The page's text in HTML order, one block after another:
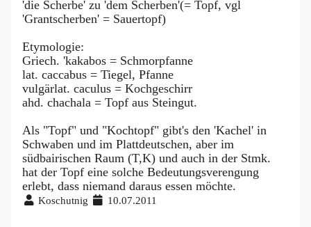
'die Scherbe' zu 'dem Scherben'(= Topf, vgl
'Grantscherben' = Sauertopf)
Etymologie:
Griech. 'kakabos = Schmorpfanne
lat. caccabus = Tiegel, Pfanne
vulgärlat. caculus = Kochgeschirr
ahd. chachala = Topf aus Steingut.
Als "Topf" und "Kochtopf" gibt's den 'Kachel' in
Schwaben und im Plattdeutschen, aber im
südbairischen Raum (T,K) und auch in der Stmk.
hat der Topf eine solche Bedeutungsverengung
erlebt, dass niemand daraus essen möchte.
Koschutnig 10.07.2011